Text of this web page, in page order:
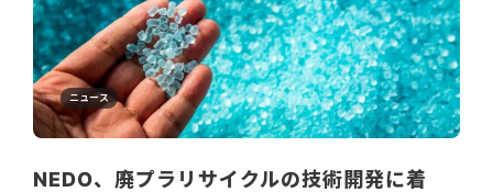
ニュース
NEDO、廃プラリサイクルの技術開発に着